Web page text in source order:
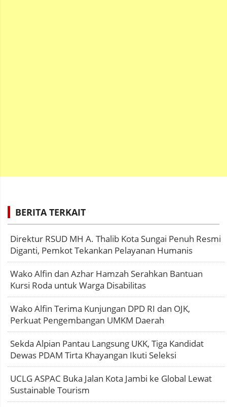
BERITA TERKAIT
Direktur RSUD MH A. Thalib Kota Sungai Penuh Resmi
Diganti, Pemkot Tekankan Pelayanan Humanis
Wako Alfin dan Azhar Hamzah Serahkan Bantuan
Kursi Roda untuk Warga Disabilitas
Wako Alfin Terima Kunjungan DPD RI dan OJK,
Perkuat Pengembangan UMKM Daerah
Sekda Alpian Pantau Langsung UKK, Tiga Kandidat
Dewas PDAM Tirta Khayangan Ikuti Seleksi
UCLG ASPAC Buka Jalan Kota Jambi ke Global Lewat
Sustainable Tourism